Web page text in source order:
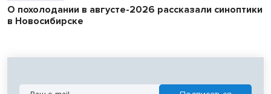
О похолодании в августе-2026 рассказали синоптики
в Новосибирске